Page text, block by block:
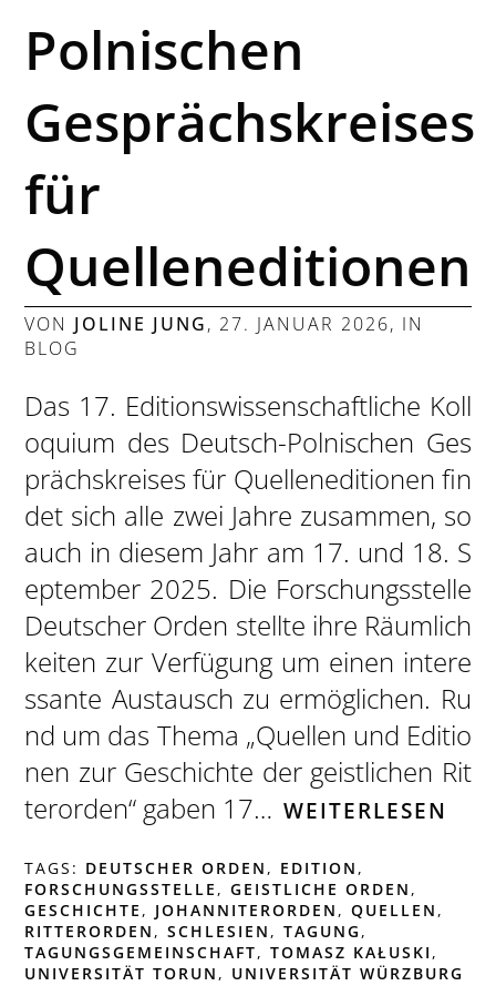
Polnischen
Gesprächskreises
für
Quelleneditionen
VON JOLINE JUNG, 27. JANUAR 2026, IN
BLOG
Das 17. Editionswissenschaftliche Koll
oquium des Deutsch-Polnischen Ges
prächskreises für Quelleneditionen fin
det sich alle zwei Jahre zusammen, so
auch in diesem Jahr am 17. und 18. S
eptember 2025. Die Forschungsstelle
Deutscher Orden stellte ihre Räumlich
keiten zur Verfügung um einen intere
ssante Austausch zu ermöglichen. Ru
nd um das Thema „Quellen und Editio
nen zur Geschichte der geistlichen Rit
terorden“ gaben 17… WEITERLESEN
TAGS: DEUTSCHER ORDEN , EDITION ,
FORSCHUNGSSTELLE ,GEISTLICHE ORDEN ,
GESCHICHTE , JOHANNITERORDEN ,QUELLEN ,
RITTERORDEN ,SCHLESIEN ,TAGUNG ,
TAGUNGSGEMEINSCHAFT,TOMASZ KAŁUSKI ,
UNIVERSITÄT TORUN , UNIVERSITÄT WÜRZBURG